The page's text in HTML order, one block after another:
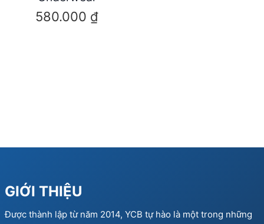
580.000 ₫
GIỚI THIỆU
Được thành lập từ năm 2014, YCB tự hào là một trong những